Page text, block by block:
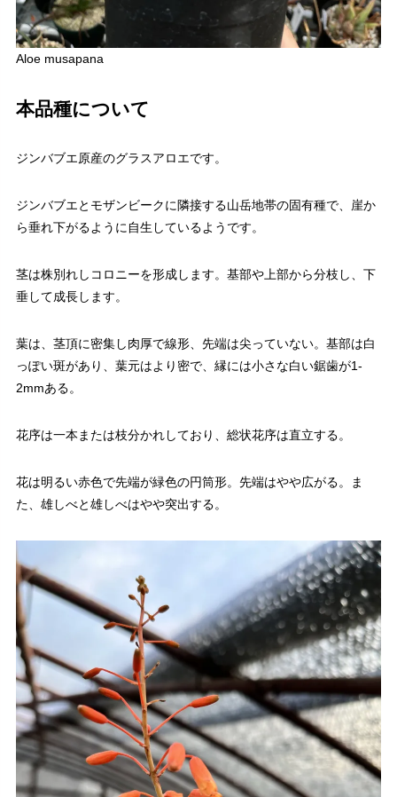
Aloe musapana
本品種について
ジンバブエ原産のグラスアロエです。
ジンバブエとモザンビークに隣接する山岳地帯の固有種で、崖か
ら垂れ下がるように自生しているようです。
茎は株別れしコロニーを形成します。基部や上部から分枝し、下
垂して成長します。
葉は、茎頂に密集し肉厚で線形、先端は尖っていない。基部は白
っぽい斑があり、葉元はより密で、縁には小さな白い鋸歯が1-
2mmある。
花序は一本または枝分かれしており、総状花序は直立する。
花は明るい赤色で先端が緑色の円筒形。先端はやや広がる。ま
た、雄しべと雄しべはやや突出する。